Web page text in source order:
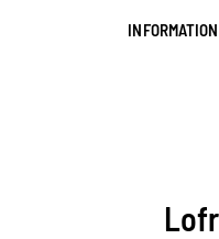
INFORMATION